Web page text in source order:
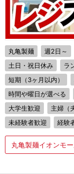
丸亀製麺 週2日～
土日・祝日休み
ラ
短期（3ヶ月以内）
時間や曜日が選べる
大学生歓迎
主婦（
未経験者歓迎
経験
丸亀製麺イオンモ